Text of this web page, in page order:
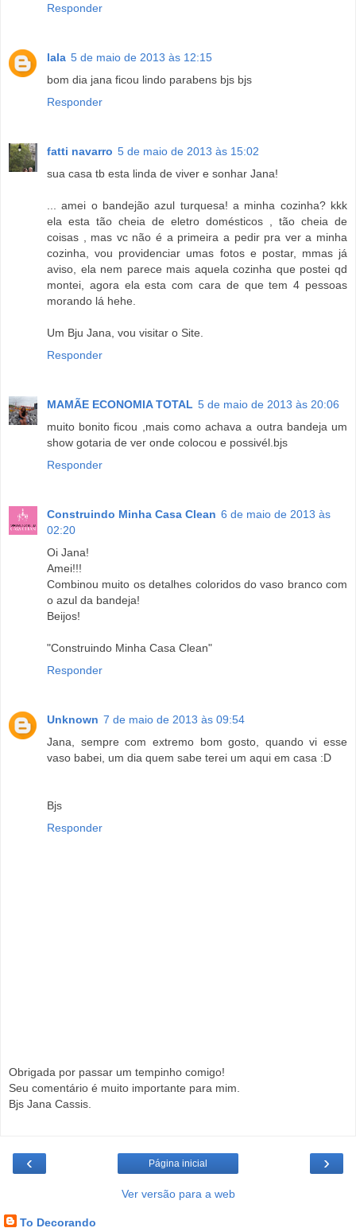
Responder
lala 5 de maio de 2013 às 12:15
bom dia jana ficou lindo parabens bjs bjs
Responder
fatti navarro 5 de maio de 2013 às 15:02
sua casa tb esta linda de viver e sonhar Jana!
... amei o bandejão azul turquesa! a minha cozinha? kkk
ela esta tão cheia de eletro domésticos , tão cheia de
coisas , mas vc não é a primeira a pedir pra ver a minha
cozinha, vou providenciar umas fotos e postar, mmas já
aviso, ela nem parece mais aquela cozinha que postei qd
montei, agora ela esta com cara de que tem 4 pessoas
morando lá hehe.
Um Bju Jana, vou visitar o Site.
Responder
MAMÃE ECONOMIA TOTAL 5 de maio de 2013 às 20:06
muito bonito ficou ,mais como achava a outra bandeja um
show gotaria de ver onde colocou e possivél.bjs
Responder
Construindo Minha Casa Clean 6 de maio de 2013 às
02:20
Oi Jana!
Amei!!!
Combinou muito os detalhes coloridos do vaso branco com
o azul da bandeja!
Beijos!
"Construindo Minha Casa Clean"
Responder
Unknown 7 de maio de 2013 às 09:54
Jana, sempre com extremo bom gosto, quando vi esse
vaso babei, um dia quem sabe terei um aqui em casa :D
Bjs
Responder
Obrigada por passar um tempinho comigo!
Seu comentário é muito importante para mim.
Bjs Jana Cassis.
‹ ›
Página inicial
Ver versão para a web
To Decorando